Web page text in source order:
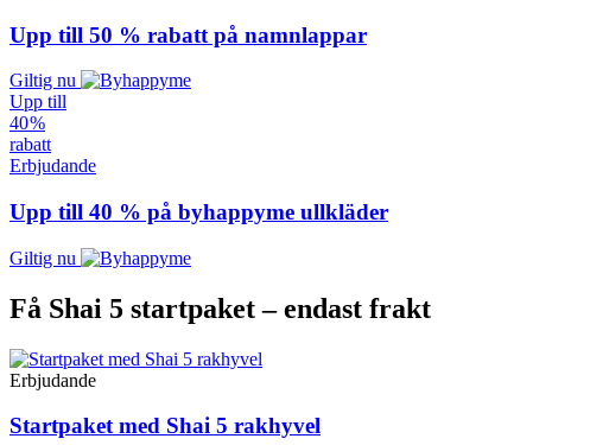
Upp till 50 % rabatt på namnlappar
Giltig nu
Upp till
40 %
rabatt
Erbjudande
Upp till 40 % på byhappyme ullkläder
Giltig nu
Få Shai 5 startpaket – endast frakt
Erbjudande
Startpaket med Shai 5 rakhyvel